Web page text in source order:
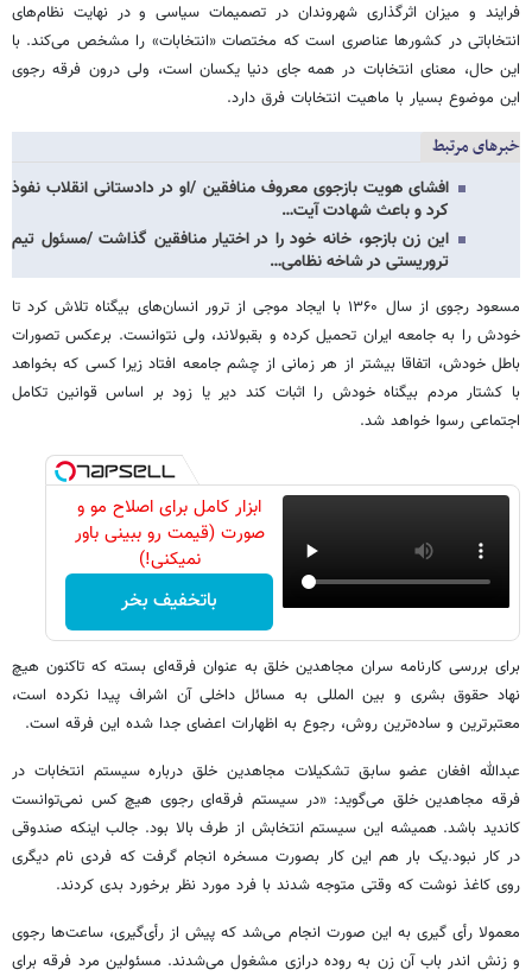
فرایند و میزان اثرگذاری شهروندان در تصمیمات سیاسی و در نهایت نظام‌های
انتخاباتی در کشورها عناصری است که مختصات «انتخابات» را مشخص می‌کند. با
این حال، معنای انتخابات در همه جای دنیا یکسان است، ولی درون فرقه رجوی
این موضوع بسیار با ماهیت انتخابات فرق دارد.
خبرهای مرتبط
افشای هویت بازجوی معروف منافقین /او در دادستانی انقلاب نفوذ
کرد و باعث شهادت آیت…
این زن بازجو، خانه خود را در اختیار منافقین گذاشت /مسئول تیم
تروریستی در شاخه نظامی…
مسعود رجوی از سال ۱۳۶۰ با ایجاد موجی از ترور انسان‌های بیگناه تلاش کرد تا
خودش را به جامعه ایران تحمیل کرده و بقبولاند، ولی نتوانست. برعکس تصورات
باطل خودش، اتفاقا بیشتر از هر زمانی از چشم جامعه افتاد زیرا کسی که بخواهد
با کشتار مردم بیگناه خودش را اثبات کند دیر یا زود بر اساس قوانین تکامل
اجتماعی رسوا خواهد شد.
ابزار کامل برای اصلاح مو و
صورت (قیمت رو ببینی باور
نمیکنی!)
باتخفیف بخر
برای بررسی کارنامه سران مجاهدین خلق به عنوان فرقه‌ای بسته که تاکنون هیچ
نهاد حقوق بشری و بین المللی به مسائل داخلی آن اشراف پیدا نکرده است،
معتبرترین و ساده‌ترین روش، رجوع به اظهارات اعضای جدا شده این فرقه است.
عبدالله افغان عضو سابق تشکیلات مجاهدین خلق درباره سیستم انتخابات در
فرقه مجاهدین خلق می‌گوید: «در سیستم فرقه‌ای رجوی هیچ کس نمی‌توانست
کاندید باشد. همیشه این سیستم انتخابش از طرف بالا بود. جالب اینکه صندوقی
در کار نبود.یک بار هم این کار بصورت مسخره انجام گرفت که فردی نام دیگری
روی کاغذ نوشت که وقتی متوجه شدند با فرد مورد نظر برخورد بدی کردند.
معمولا رأی گیری به این صورت انجام می‌شد که پیش از رأی‌گیری، ساعت‌ها رجوی
و زنش اندر باب آن زن به روده درازی مشغول می‌شدند. مسئولین مرد فرقه برای